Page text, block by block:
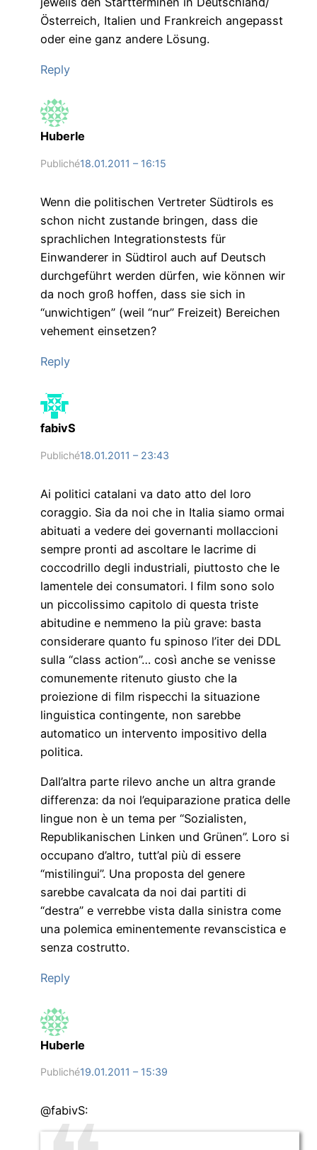
Österreich, Italien und Frankreich angepasst
oder eine ganz andere Lösung.
Reply
Huberle
Publiché18.01.2011 – 16:15
Wenn die politischen Vertreter Südtirols es
schon nicht zustande bringen, dass die
sprachlichen Integrationstests für
Einwanderer in Südtirol auch auf Deutsch
durchgeführt werden dürfen, wie können wir
da noch groß hoffen, dass sie sich in
“unwichtigen” (weil “nur” Freizeit) Bereichen
vehement einsetzen?
Reply
fabivS
Publiché18.01.2011 – 23:43
Ai politici catalani va dato atto del loro
coraggio. Sia da noi che in Italia siamo ormai
abituati a vedere dei governanti mollaccioni
sempre pronti ad ascoltare le lacrime di
coccodrillo degli industriali, piuttosto che le
lamentele dei consumatori. I film sono solo
un piccolissimo capitolo di questa triste
abitudine e nemmeno la più grave: basta
considerare quanto fu spinoso l’iter dei DDL
sulla “class action”… così anche se venisse
comunemente ritenuto giusto che la
proiezione di film rispecchi la situazione
linguistica contingente, non sarebbe
automatico un intervento impositivo della
politica.
Dall’altra parte rilevo anche un altra grande
differenza: da noi l’equiparazione pratica delle
lingue non è un tema per “Sozialisten,
Republikanischen Linken und Grünen”. Loro si
occupano d’altro, tutt’al più di essere
“mistilingui”. Una proposta del genere
sarebbe cavalcata da noi dai partiti di
“destra” e verrebbe vista dalla sinistra come
una polemica eminentemente revanscistica e
senza costrutto.
Reply
Huberle
Publiché19.01.2011 – 15:39
@fabivS: